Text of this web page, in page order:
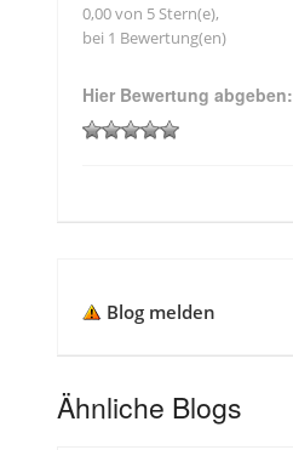
0,00 von 5 Stern(e),
bei 1 Bewertung(en)
Hier Bewertung abgeben:
Blog melden
Ähnliche Blogs